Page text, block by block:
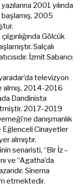
2001 yılında
başlamış, 2005
Gölcük
Salçalı
İzmit Sabancı
televizyon
2014-2016
Dandinista
2017-2019
danışmanlık
Cinayetler
almıştır.
senaristi, “Bir İz –
ve “Agatha’da
Sinema
etmektedir.